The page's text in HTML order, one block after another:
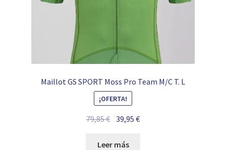
Maillot GS SPORT Moss Pro Team M/C T. L
¡OFERTA!
79,85€ El
original
39,95€El
Leer más